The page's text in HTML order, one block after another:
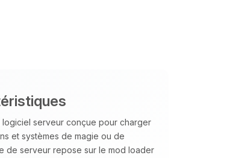
serveur conçue pour charger
et systèmes de magie ou de
de serveur repose sur le mod loader